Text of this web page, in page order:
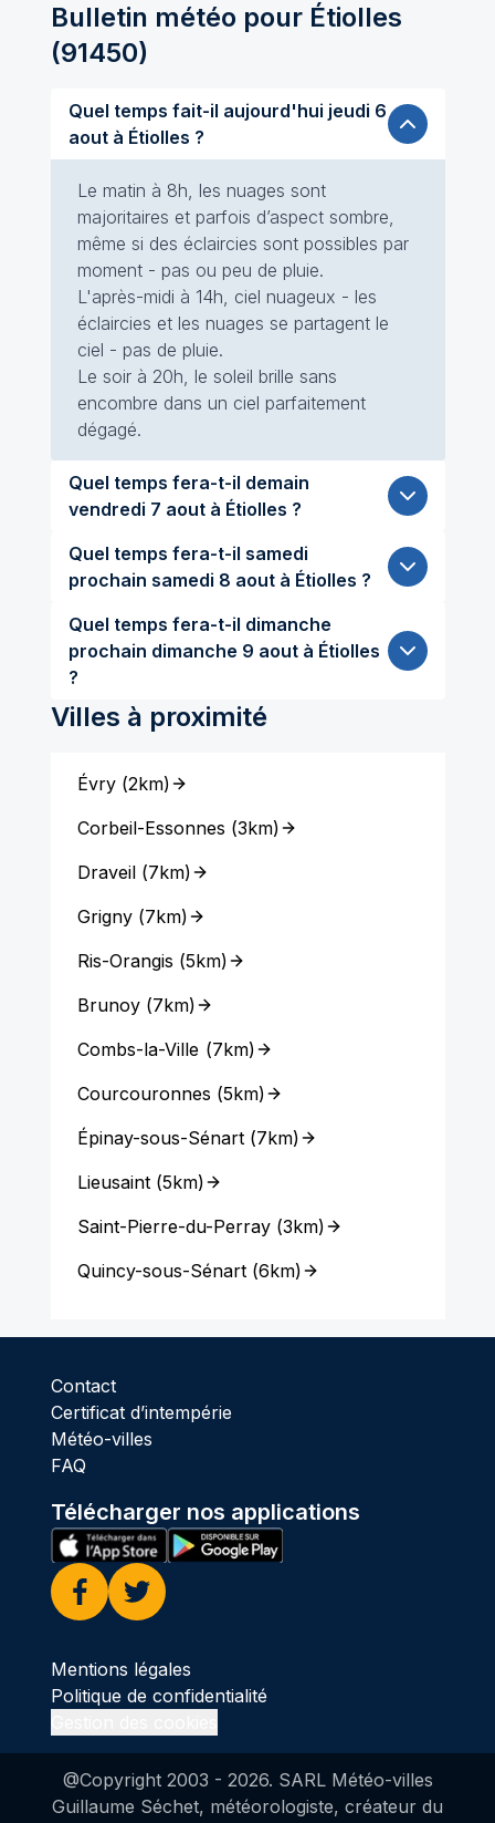
Bulletin météo pour Étiolles
(91450)
Quel temps fait-il aujourd'hui jeudi 6
aout à Étiolles ?
Le matin à 8h, les nuages sont
majoritaires et parfois d’aspect sombre,
même si des éclaircies sont possibles par
moment - pas ou peu de pluie.
L'après-midi à 14h, ciel nuageux - les
éclaircies et les nuages se partagent le
ciel - pas de pluie.
Le soir à 20h, le soleil brille sans
encombre dans un ciel parfaitement
dégagé.
Quel temps fera-t-il demain
vendredi 7 aout à Étiolles ?
Quel temps fera-t-il samedi
prochain samedi 8 aout à Étiolles ?
Quel temps fera-t-il dimanche
prochain dimanche 9 aout à Étiolles
?
Villes à proximité
Évry(2km)
Corbeil-Essonnes (3km)
Draveil(7km)
Grigny(7km)
Ris-Orangis (5km)
Brunoy(7km)
Combs-la-Ville (7km)
Courcouronnes (5km)
Épinay-sous-Sénart(7km)
Lieusaint(5km)
Saint-Pierre-du-Perray(3km)
Quincy-sous-Sénart(6km)
Contact
Certificat d’intempérie
Météo-villes
FAQ
Télécharger nos applications
Facebook
Twitter
Mentions légales
Politique de confidentialité
@Copyright 2003 - 2026. SARL Météo-villes
Guillaume Séchet, météorologiste, créateur du